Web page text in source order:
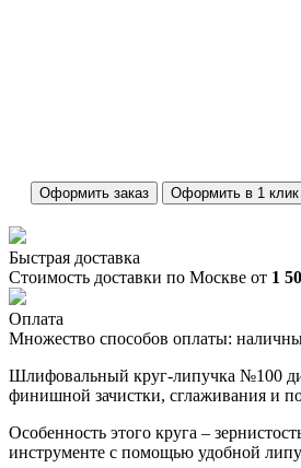
Оформить заказ Оформить в 1 клик
Быстрая доставка
Стоимость доставки по Москве от 1
Оплата
Множество способов оплаты:
Шлифовальный круг-липучка №100
финишной зачистки, сглаживания и
Особенность этого круга –
инструменте с помощью удобной